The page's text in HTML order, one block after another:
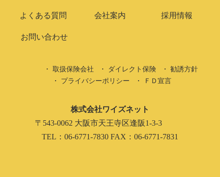
よくある質問 会社案内 採用情報
お問い合わせ
取扱保険会社 ダイレクト保険
勧誘方針
プライバシーポリシー
ＦＤ宣言
株式会社ワイズネット
〒543-0062 大阪市天王寺区逢阪1-3-3
TEL：06-6771-7830 FAX：06-6771-7831